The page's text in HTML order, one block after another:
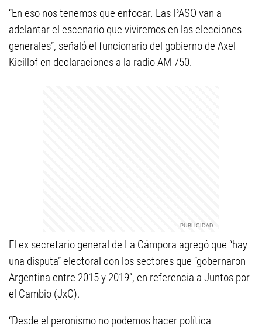
“En eso nos tenemos que enfocar. Las PASO van a
adelantar el escenario que viviremos en las elecciones
generales”, señaló el funcionario del gobierno de Axel
Kicillof en declaraciones a la radio AM 750.
El ex secretario general de La Cámpora agregó que “hay
una disputa” electoral con los sectores que “gobernaron
Argentina entre 2015 y 2019”, en referencia a Juntos por
el Cambio (JxC).
“Desde el peronismo no podemos hacer política